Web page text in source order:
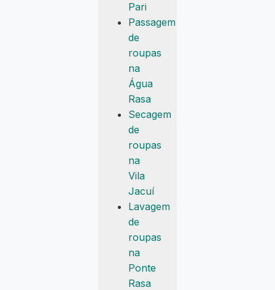
Pari
Passagem
de
roupas
na
Água
Rasa
Secagem
de
roupas
na
Vila
Jacuí
Lavagem
de
roupas
na
Ponte
Rasa